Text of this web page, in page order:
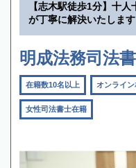
【志木駅徒歩1分】十
が丁寧に解決いたします
明成法務司法
在籍数10名以上 オンライ
女性司法書士在籍